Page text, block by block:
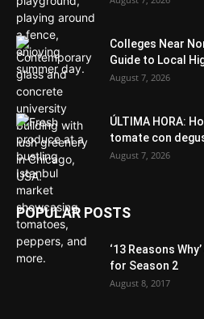
Colleges Near
Guide to Local
August 7, 2026
ÚLTIMA HORA:
tomate con
August 7, 2026
POPULAR POSTS
‘13 Reasons
for Season 2
August 8, 2017